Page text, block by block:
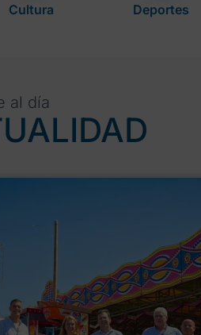
Cultura Deportes
al día